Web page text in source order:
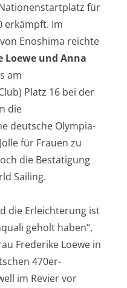
für
erkämpft. Im
Enoshima reichte
Loewe und Anna
am
Platz 16 bei der
die
deutsche Olympia-
für Frauen zu
die Bestätigung
Sailing.
die Erleichterung ist
geholt haben“,
Frederike Loewe in
470er-
im Revier vor